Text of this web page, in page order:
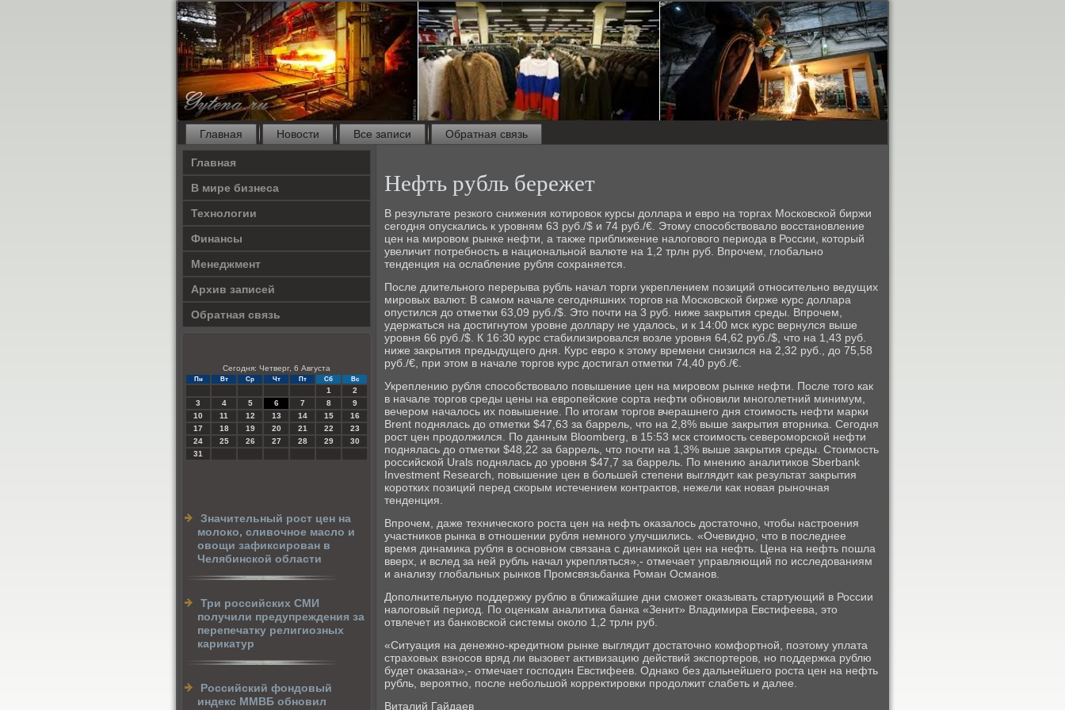
Главная Новости Все записи Обратная связь
Главная
В мире бизнеса
Технологии
Финансы
Менеджмент
Архив записей
Обратная связь
Сегодня: Четверг, 6 Августа
Пн Вт Ср Чт Пт Сб Вс
1
2
3
4 5 6 7 8
9
10
11 12 13 14 15
16
17
18 19 20 21 22
23
24
25 26 27 28 29
30
31
Значительный рост цен на
молоко, сливочное масло и
овощи зафиксирован в
Челябинской области
Три российских СМИ
получили предупреждения за
перепечатку религиозных
карикатур
Российский фондовый
индекс ММВБ обновил
Нефть рубль бережет
В результате резкого снижения котировок курсы доллара и евро на торгах Московской биржи
сегодня опускались к уровням 63 руб./$ и 74 руб./€. Этому способствовало восстановление
цен на мировом рынке нефти, а также приближение налогового периода в России, который
увеличит потребность в национальной валюте на 1,2 трлн руб. Впрочем, глобально
тенденция на ослабление рубля сохраняется.
После длительного перерыва рубль начал торги укреплением позиций относительно ведущих
мировых валют. В самом начале сегодняшних торгов на Московской бирже курс доллара
опустился до отметки 63,09 руб./$. Это почти на 3 руб. ниже закрытия среды. Впрочем,
удержаться на достигнутом уровне доллару не удалось, и к 14:00 мск курс вернулся выше
уровня 66 руб./$. К 16:30 курс стабилизировался возле уровня 64,62 руб./$, что на 1,43 руб.
ниже закрытия предыдущего дня. Курс евро к этому времени снизился на 2,32 руб., до 75,58
руб./€, при этом в начале торгов курс достигал отметки 74,40 руб./€.
Укреплению рубля способствовало повышение цен на мировом рынке нефти. После того как
в начале торгов среды цены на европейские сорта нефти обновили многолетний минимум,
вечером началось их повышение. По итогам торгов вчерашнего дня стоимость нефти марки
Brent поднялась до отметки $47,63 за баррель, что на 2,8% выше закрытия вторника. Сегодня
рост цен продолжился. По данным Bloomberg, в 15:53 мск стоимость североморской нефти
поднялась до отметки $48,22 за баррель, что почти на 1,3% выше закрытия среды. Стоимость
российской Urals поднялась до уровня $47,7 за баррель. По мнению аналитиков Sberbank
Investment Research, повышение цен в большей степени выглядит как результат закрытия
коротких позиций перед скорым истечением контрактов, нежели как новая рыночная
тенденция.
Впрочем, даже технического роста цен на нефть оказалось достаточно, чтобы настроения
участников рынка в отношении рубля немного улучшились. «Очевидно, что в последнее
время динамика рубля в основном связана с динамикой цен на нефть. Цена на нефть пошла
вверх, и вслед за ней рубль начал укрепляться»,- отмечает управляющий по исследованиям
и анализу глобальных рынков Промсвязьбанка Роман Османов.
Дополнительную поддержку рублю в ближайшие дни сможет оказывать стартующий в России
налоговый период. По оценкам аналитика банка «Зенит» Владимира Евстифеева, это
отвлечет из банковской системы около 1,2 трлн руб.
«Ситуация на денежно-кредитном рынке выглядит достаточно комфортной, поэтому уплата
страховых взносов вряд ли вызовет активизацию действий экспортеров, но поддержка рублю
будет оказана»,- отмечает господин Евстифеев. Однако без дальнейшего роста цен на нефть
рубль, вероятно, после небольшой корректировки продолжит слабеть и далее.
Виталий Гайдаев